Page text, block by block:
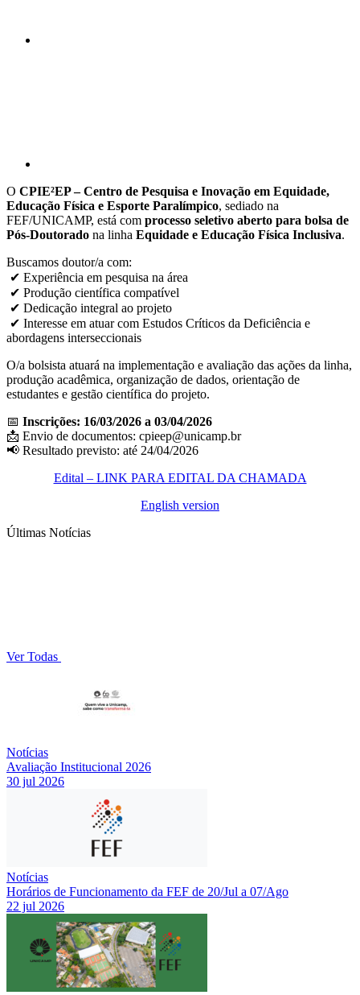
O CPIE²EP – Centro de Pesquisa e Inovação em Equidade,
Educação Física e Esporte Paralímpico, sediado na
FEF/UNICAMP, está com processo seletivo aberto para bolsa de
Pós-Doutorado na linha Equidade e Educação Física Inclusiva.
Buscamos doutor/a com:
✔ Experiência em pesquisa na área
✔ Produção científica compatível
✔ Dedicação integral ao projeto
✔ Interesse em atuar com Estudos Críticos da Deficiência e
abordagens interseccionais
O/a bolsista atuará na implementação e avaliação das ações da linha,
produção acadêmica, organização de dados, orientação de
estudantes e gestão científica do projeto.
📅 Inscrições: 16/03/2026 a 03/04/2026
📩 Envio de documentos: cpieep@unicamp.br
📢 Resultado previsto: até 24/04/2026
Edital – LINK PARA EDITAL DA CHAMADA
English version
Últimas Notícias
Ver Todas
Notícias
Avaliação Institucional 2026
30 jul 2026
Notícias
Horários de Funcionamento da FEF de 20/Jul a 07/Ago
22 jul 2026